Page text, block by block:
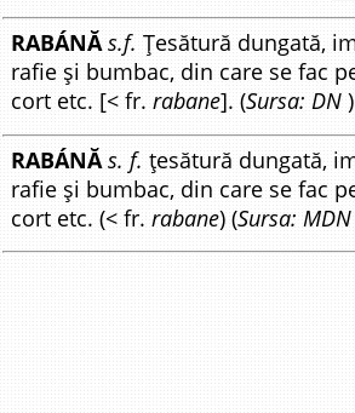
RABÁNĂ s.f. Țesătură dungată,
rafie și bumbac, din care se fac
cort etc. [< fr.rabane]. (Sursa: DN
RABÁNĂ s. f. țesătură dungată,
rafie și bumbac, din care se fac
cort etc. (< fr.rabane) (Sursa: MDN